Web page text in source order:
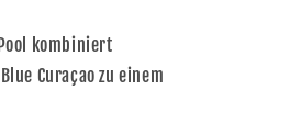
kombiniert
Curaçao zu einem